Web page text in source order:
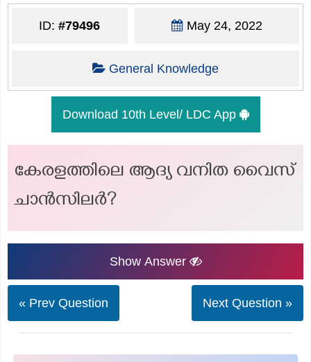
ID:#79496 May 24, 2022
General Knowledge
Download 10th Level/ LDC App
കേരളത്തിലെ ആദ്യ വനിത വൈസ്
ചാന്‍സിലര്‍?
Show Answer
« Prev Question Next Question »